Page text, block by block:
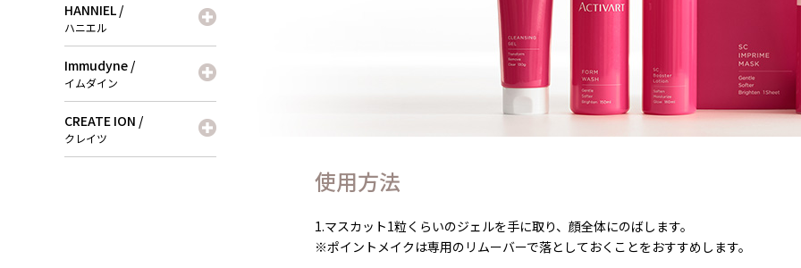
使用方法
1.マスカット1粒くらいのジェルを手に取り、顔全体にのばします。
※ポイントメイクは専用のリムーバーで落としておくことをおすすめします。
HANNIEL /
ハニエル
Immudyne /
イムダイン
CREATE ION /
クレイツ